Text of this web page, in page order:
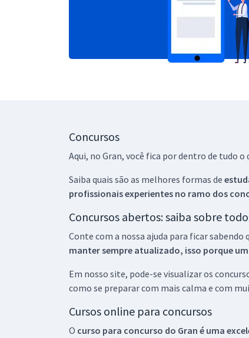
Concursos
Aqui, no Gran, você fica por dentro de tudo
Saiba quais são as melhores formas de
profissionais experientes no ramo dos
Concursos abertos: saiba sobre
Conte com a nossa ajuda para ficar sabendo
manter sempre atualizado, isso porque
Em nosso site, pode-se visualizar os
como se preparar com mais calma e com
Cursos online para concursos
O curso para concurso do Gran é uma